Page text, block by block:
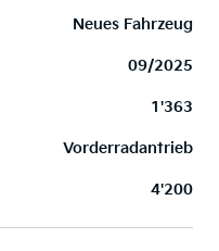
Neues Fahrzeug
09/2025
1'363
Vorderradantrieb
4'200